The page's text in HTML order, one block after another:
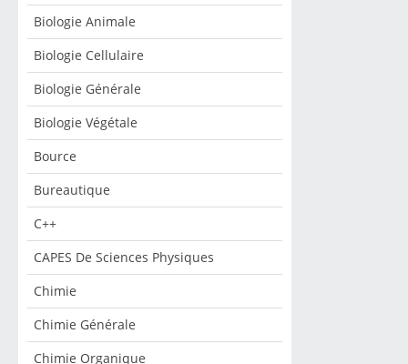
Biologie Animale
Biologie Cellulaire
Biologie Générale
Biologie Végétale
Bource
Bureautique
C++
CAPES De Sciences Physiques
Chimie
Chimie Générale
Chimie Organique